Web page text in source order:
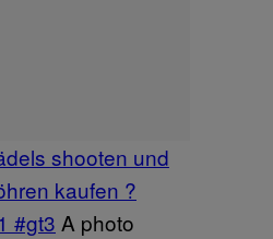
shooten und
kaufen ?
#gt3 A photo